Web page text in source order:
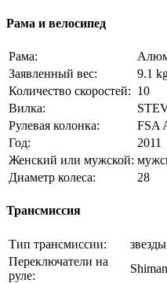
Рама и велосипед
Рама:
Заявленный вес:
9.1
Количество скоростей: 10
Вилка:
Рулевая колонка:
FSA
Год:
2011
Женский или мужской:
Диаметр колеса:
28
Трансмиссия
Тип трансмиссии:
Переключатели на
руле: